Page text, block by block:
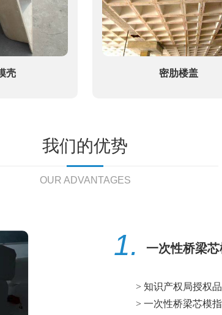
壳 密肋楼盖
我们的优势
OUR ADVANTAGES
1. 一次性桥梁
> 知识产权局授权
> 一次性桥梁芯模